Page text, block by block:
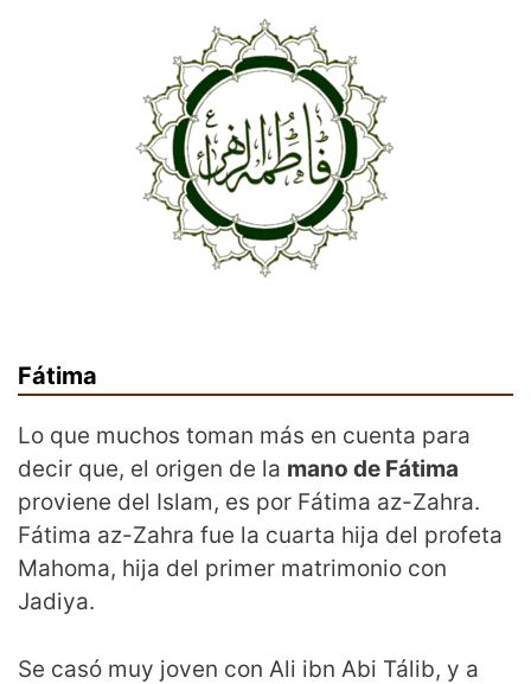
Fátima
Lo que muchos toman más en cuenta para
decir que, el origen de la mano de Fátima
proviene del Islam, es por Fátima az-Zahra.
Fátima az-Zahra fue la cuarta hija del profeta
Mahoma, hija del primer matrimonio con
Jadiya.
Se casó muy joven con Ali ibn Abi Tálib, y a